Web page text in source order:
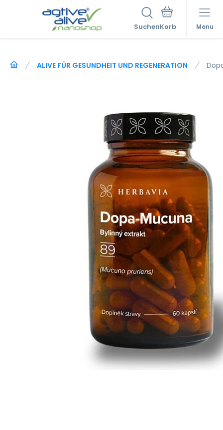
Suchen Menu
ALIVE FÜR GESUNDHEIT UND REGENERATION